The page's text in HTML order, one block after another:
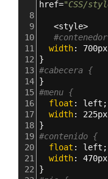
href="CSS/
8
9
<style>
10
11
  width
:
12
}
13 #cabecera {
14 }
15 #menu {
16
  float
: left;
17
  width
:
18 }
19 #contenido {
20
  float
: left;
21
  width
:
22
}